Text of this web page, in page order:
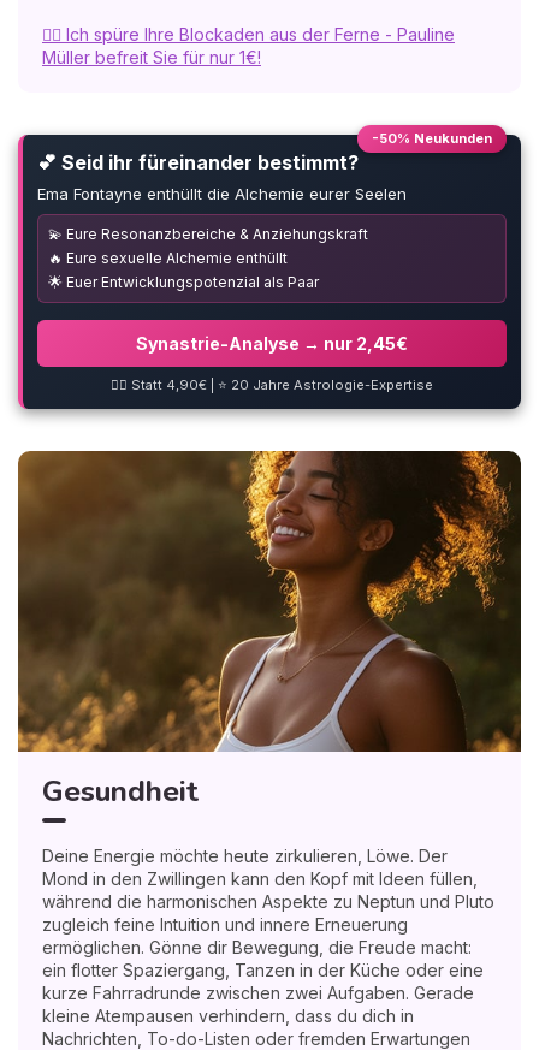
🧘‍♀️ Ich spüre Ihre Blockaden aus der Ferne - Pauline
Müller befreit Sie für nur 1€!
-50% Neukunden
💕 Seid ihr füreinander bestimmt?
Ema Fontayne enthüllt die Alchemie eurer Seelen
💫 Eure Resonanzbereiche & Anziehungskraft
🔥 Eure sexuelle Alchemie enthüllt
🌟 Euer Entwicklungspotenzial als Paar
Synastrie-Analyse → nur 2,45€
❤️‍🔥 Statt 4,90€ | ⭐ 20 Jahre Astrologie-Expertise
Gesundheit
Deine Energie möchte heute zirkulieren, Löwe. Der
Mond in den Zwillingen kann den Kopf mit Ideen füllen,
während die harmonischen Aspekte zu Neptun und Pluto
zugleich feine Intuition und innere Erneuerung
ermöglichen. Gönne dir Bewegung, die Freude macht:
ein flotter Spaziergang, Tanzen in der Küche oder eine
kurze Fahrradrunde zwischen zwei Aufgaben. Gerade
kleine Atempausen verhindern, dass du dich in
Nachrichten, To-do-Listen oder fremden Erwartungen